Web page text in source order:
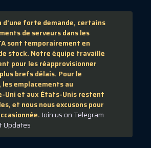
d’une forte demande, certains
de serveurs dans les
sont temporairement en
stock. Notre équipe travaille
pour les réapprovisionner
brefs délais. Pour le
emplacements au
Uni et aux États-Unis restent
et nous nous excusons pour
Join us on Telegram
Updates